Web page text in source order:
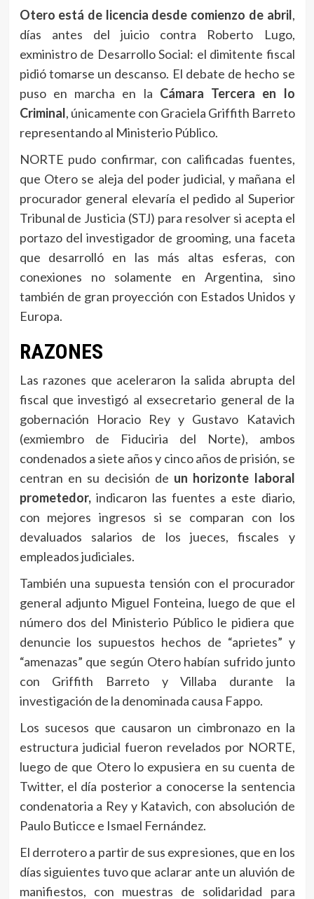
Otero está de licencia desde comienzo de abril,
días antes del juicio contra Roberto Lugo,
exministro de Desarrollo Social: el dimitente fiscal
pidió tomarse un descanso. El debate de hecho se
puso en marcha en la Cámara Tercera en lo
Criminal, únicamente con Graciela Griffith Barreto
representando al Ministerio Público.
NORTE pudo confirmar, con calificadas fuentes,
que Otero se aleja del poder judicial, y mañana el
procurador general elevaría el pedido al Superior
Tribunal de Justicia (STJ) para resolver si acepta el
portazo del investigador de grooming, una faceta
que desarrolló en las más altas esferas, con
conexiones no solamente en Argentina, sino
también de gran proyección con Estados Unidos y
Europa.
RAZONES
Las razones que aceleraron la salida abrupta del
fiscal que investigó al exsecretario general de la
gobernación Horacio Rey y Gustavo Katavich
(exmiembro de Fiduciria del Norte), ambos
condenados a siete años y cinco años de prisión, se
centran en su decisión de un horizonte laboral
prometedor,indicaron las fuentes a este diario,
con mejores ingresos si se comparan con los
devaluados salarios de los jueces, fiscales y
empleados judiciales.
También una supuesta tensión con el procurador
general adjunto Miguel Fonteina, luego de que el
número dos del Ministerio Público le pidiera que
denuncie los supuestos hechos de “aprietes” y
“amenazas” que según Otero habían sufrido junto
con Griffith Barreto y Villaba durante la
investigación de la denominada causa Fappo.
Los sucesos que causaron un cimbronazo en la
estructura judicial fueron revelados por NORTE,
luego de que Otero lo expusiera en su cuenta de
Twitter, el día posterior a conocerse la sentencia
condenatoria a Rey y Katavich, con absolución de
Paulo Buticce e Ismael Fernández.
El derrotero a partir de sus expresiones, que en los
días siguientes tuvo que aclarar ante un aluvión de
manifiestos, con muestras de solidaridad para